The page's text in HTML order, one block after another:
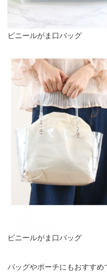
ビニールがま口バッグ
ビニールがま口バッグ
バッグやポーチにもおすす